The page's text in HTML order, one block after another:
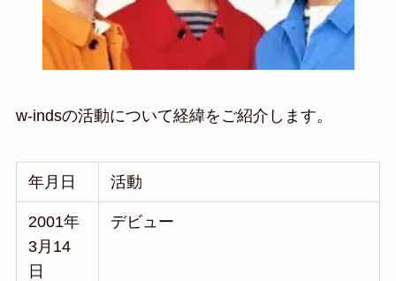
w-indsの活動について経緯をご紹介します。
年月日 活動
2001年
3月14
日
デビュー